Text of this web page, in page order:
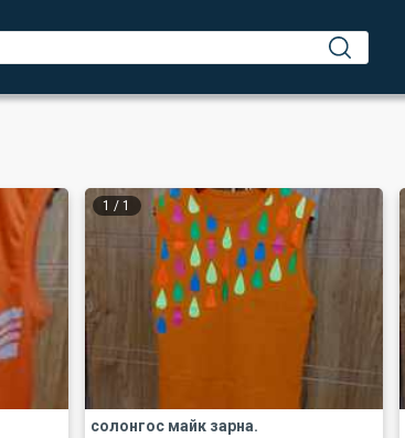
1 / 1
солонгос майк зарна.